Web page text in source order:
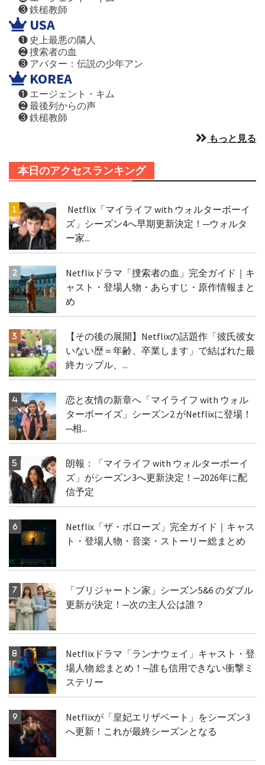
❸ 鉄槌教師
USA
❶ 史上最悪の隣人
❷ 捜索者の血
❸ アバター：伝説の少年アン
KOREA
❶ エージェント・キム
❷ 最後列からの声
❸ 鉄槌教師
もっと見る
本日のアクセスランキング
Netflix「マイライフ with ウォルターボーイ
ズ」シーズン4へ早期更新決定！─ウォルタ
ー家...
Netflixドラマ「捜索者の血」完全ガイド｜キ
ャスト・登場人物・あらすじ・原作情報まと
め
【その後の展開】Netflixの話題作「彼氏彼女
いない歴＝年齢、卒業します」で結ばれた最
終カップル、...
恋と友情の新章へ「マイライフ with ウォル
ターボーイズ」シーズン2 がNetflixに登場！
─相...
朗報：「マイライフ with ウォルターボーイ
ズ」がシーズン3へ更新決定！─2026年に配
信予定
Netflix「ザ・ボローズ」完全ガイド｜キャス
ト・登場人物・音楽・ストーリー総まとめ
「ブリジャートン家」シーズン5&6 のダブル
更新が決定！─次の主人公は誰？
Netflixドラマ「ランナウェイ」キャスト・登
場人物 総まとめ！─誰も信用できない衝撃ミ
ステリー
Netflixが「皇妃エリザベート」をシーズン3
へ更新！これが最終シーズンとなる